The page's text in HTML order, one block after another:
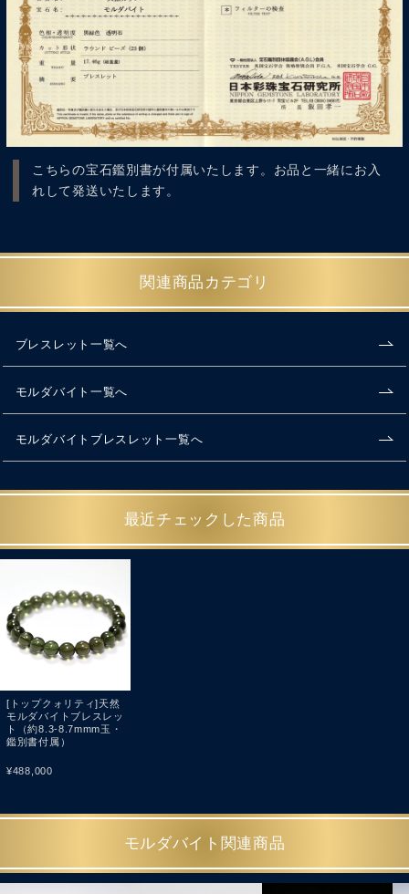
こちらの宝石鑑別書が付属いたします。お品と一緒にお入
れして発送いたします。
関連商品カテゴリ
ブレスレット一覧へ
モルダバイト一覧へ
モルダバイトブレスレット一覧へ
最近チェックした商品
[トップクォリティ]天然
モルダバイトブレスレッ
ト（約8.3-8.7mmm玉・
鑑別書付属）
¥488,000
モルダバイト関連商品